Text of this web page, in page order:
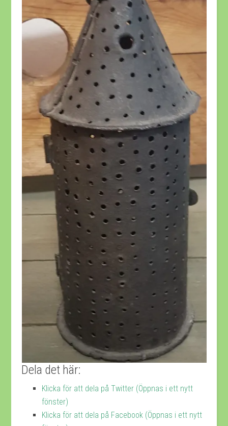
Dela det här:
Klicka för att dela på Twitter (Öppnas i ett nytt
fönster)
Klicka för att dela på Facebook (Öppnas i ett nytt